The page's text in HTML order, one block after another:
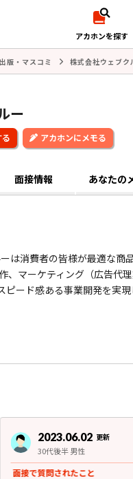
アカホンを探す
版・マスコミ 株式会社ウェブク
ー
アカホンにメモる
面接情報 あなたの
は消費者の皆様が最適な商
、マーケティング（広告代
ード感ある事業開発を実現
2023.06.02 更新
30代後半 男性
面接で質問されたこと